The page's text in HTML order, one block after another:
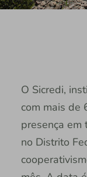
O Sicredi,
com mais de
presença em
no Distrito